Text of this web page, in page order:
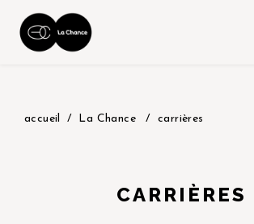
accueil La Chance carrières
CARRIÈRES